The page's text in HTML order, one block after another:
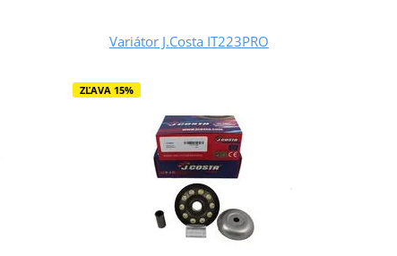
Variátor J.Costa IT223PRO
ZĽAVA 15%